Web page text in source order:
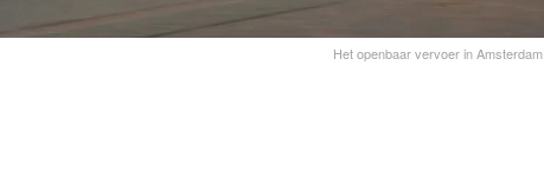
Het openbaar vervoer in Amsterdam.